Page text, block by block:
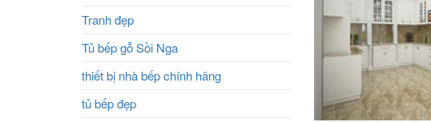
Add to Cart
Tranh đẹp
Tủ bếp gỗ Sồi Nga
thiết bị nhà bếp chính hãng
tủ bếp đẹp